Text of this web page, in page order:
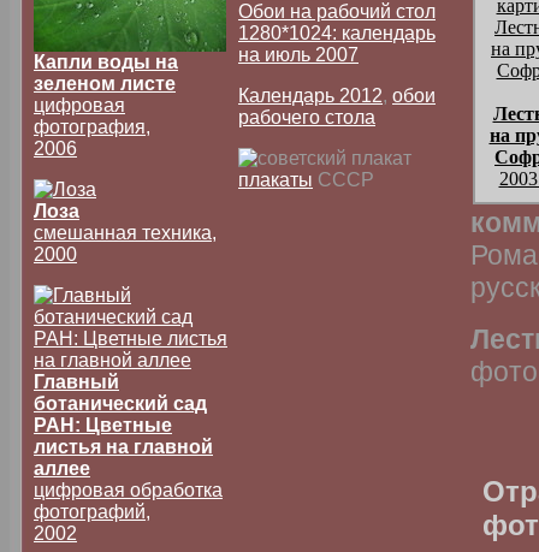
Капли воды на
зеленом листе
цифровая
фотография,
2006
Лоза
смешанная техника,
2000
Главный
ботанический сад
РАН: Цветные
листья на главной
аллее
цифровая обработка
фотографий,
2002
Обои на рабочий стол
1280*1024: календарь
на июль 2007
Календарь 2012, обои
рабочего стола
плакаты СССР
на